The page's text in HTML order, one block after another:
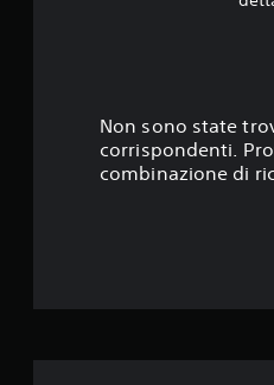
Non sono state
corrispondenti.
combinazione di